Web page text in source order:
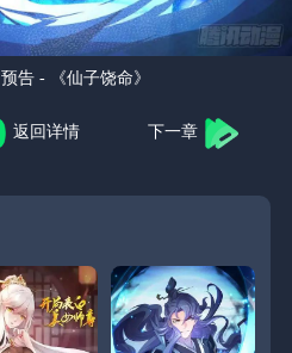
预告 - 《仙子饶命》
返回详情 下一章